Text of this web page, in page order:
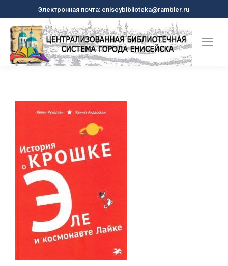
Электронная почта: eniseybiblioteka@rambler.ru